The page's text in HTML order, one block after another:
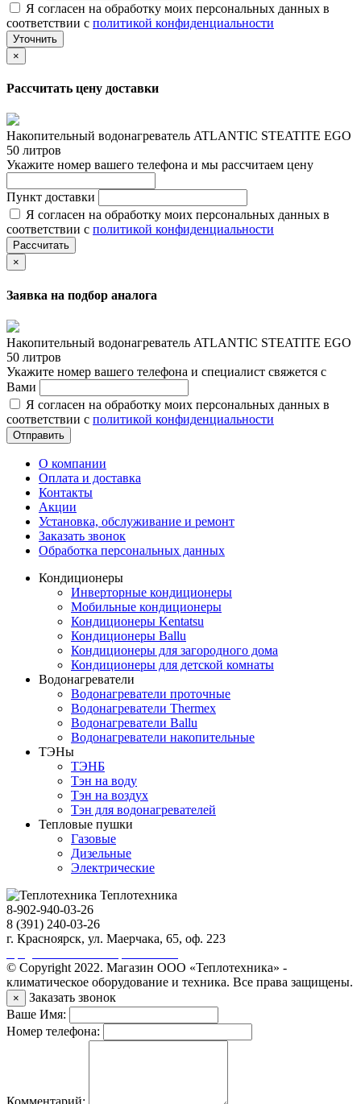
Я согласен на обработку моих персональных данных в
соответствии с политикой конфиденциальности
Уточнить
×
Рассчитать цену доставки
Накопительный водонагреватель ATLANTIC STEATITE EGO
50 литров
Укажите номер вашего телефона и мы рассчитаем цену
Пункт доставки
Я согласен на обработку моих персональных данных в
соответствии с политикой конфиденциальности
Рассчитать
×
Заявка на подбор аналога
Накопительный водонагреватель ATLANTIC STEATITE EGO
50 литров
Укажите номер вашего телефона и специалист свяжется с
Вами
Я согласен на обработку моих персональных данных в
соответствии с политикой конфиденциальности
Отправить
О компании
Оплата и доставка
Контакты
Акции
Установка, обслуживание и ремонт
Заказать звонок
Обработка персональных данных
Кондиционеры
Инверторные кондиционеры
Мобильные кондиционеры
Кондиционеры Kentatsu
Кондиционеры Ballu
Кондиционеры для загородного дома
Кондиционеры для детской комнаты
Водонагреватели
Водонагреватели проточные
Водонагреватели Thermex
Водонагреватели Ballu
Водонагреватели накопительные
ТЭНы
ТЭНБ
Тэн на воду
Тэн на воздух
Тэн для водонагревателей
Тепловые пушки
Газовые
Дизельные
Электрические
Теплотехника
8-902-940-03-26
8 (391) 240-03-26
г. Красноярск, ул. Маерчака, 65, оф. 223
© Copyright 2022. Магазин ООО «Теплотехника» -
климатическое оборудование и техника. Все права защищены.
×
Заказать звонок
Ваше Имя:
Номер телефона:
Комментарий: